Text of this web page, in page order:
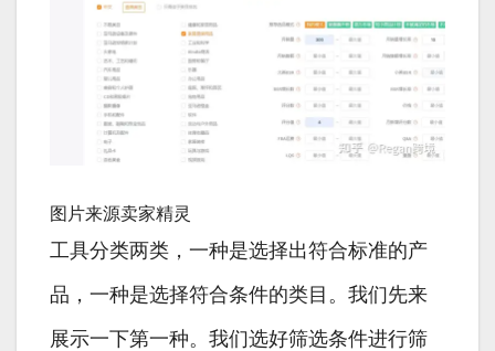
图片来源卖家精灵
工具分类两类，一种是选择出符合标准的产
品，一种是选择符合条件的类目。我们先来
展示一下第一种。我们选好筛选条件进行筛